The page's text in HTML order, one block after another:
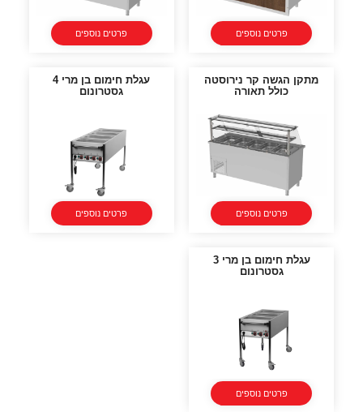
פרטים נוספים פרטים נוספים
מתקן הגשה קר נירוסטה
כולל תאורה
פרטים נוספים
עגלת חימום בן מרי 4
גסטרונום
פרטים נוספים
עגלת חימום בן מרי 3
גסטרונום
פרטים נוספים